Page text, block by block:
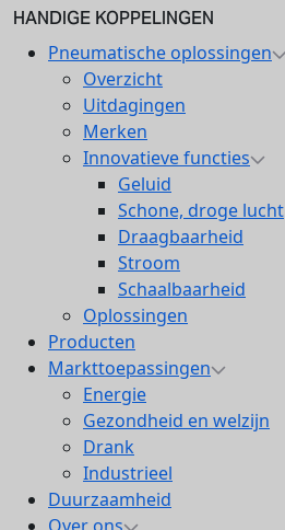
HANDIGE KOPPELINGEN
Pneumatische oplossingen
Overzicht
Uitdagingen
Merken
Innovatieve functies
Geluid
Schone, droge lucht
Draagbaarheid
Stroom
Schaalbaarheid
Oplossingen
Producten
Markttoepassingen
Energie
Gezondheid en welzijn
Drank
Industrieel
Duurzaamheid